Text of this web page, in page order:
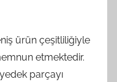
ürün çeşitliliğiyle
etmektedir.
parçayı